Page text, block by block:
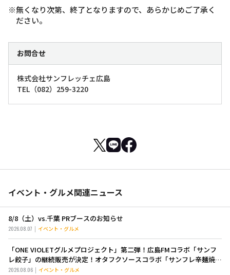
※無くなり次第、終了となりますので、あらかじめご了承く
ださい。
お問合せ
株式会社サンフレッチェ広島
TEL（082）259-3220
イベント・グルメ関連ニュース
8/8（土）vs.千葉 PRブースのお知らせ
2026.08.07 イベント・グルメ
「ONE VIOLETグルメプロジェクト」第二弾！広島FMコラボ「サンフ
レ餃子」の継続販売が決定！オタフクソースコラボ「サンフレ辛麺焼き
そば」も新登場！
2026.08.06 イベント・グルメ